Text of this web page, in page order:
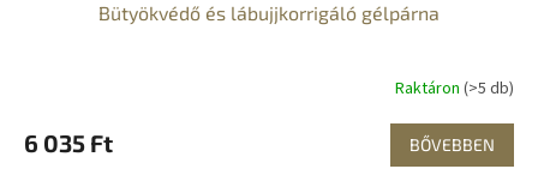
Bütyökvédő és lábujjkorrigáló gélpárna
Raktáron (>5 db)
6 035 Ft BŐVEBBEN